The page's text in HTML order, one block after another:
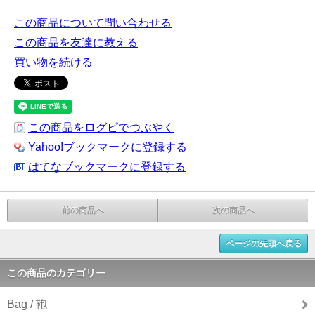
この商品について問い合わせる
この商品を友達に教える
買い物を続ける
この商品をログピでつぶやく
Yahoo!ブックマークに登録する
はてなブックマークに登録する
前の商品へ 次の商品へ
ページの先頭へ戻る
この商品のカテゴリー
Bag / 鞄